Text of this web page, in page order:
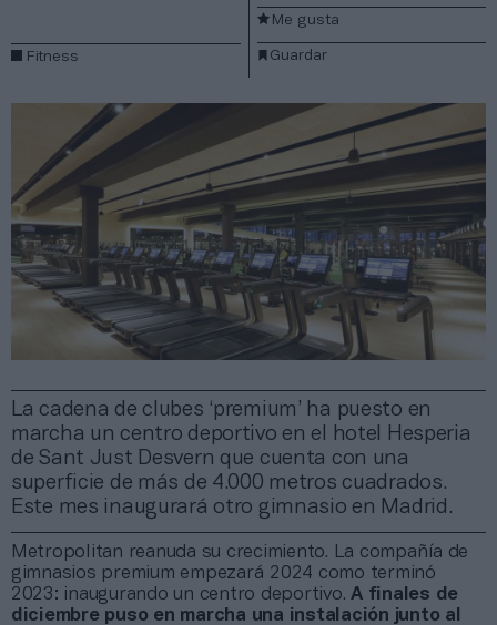
La cadena de clubes ‘premium’ ha puesto en
marcha un centro deportivo en el hotel Hesperia
de Sant Just Desvern que cuenta con una
superficie de más de 4.000 metros cuadrados.
Este mes inaugurará otro gimnasio en Madrid.
Fitness Guardar
Me gusta
Metropolitan reanuda su crecimiento. La compañía de
gimnasios premium empezará 2024 como terminó
2023: inaugurando un centro deportivo.A finales de
diciembre puso en marcha una instalación junto al